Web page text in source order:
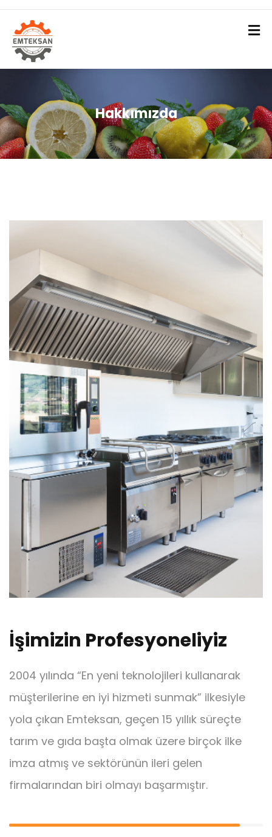
Hakkımızda
İşimizin Profesyoneliyiz
2004 yılında “En yeni teknolojileri kullanarak
müşterilerine en iyi hizmeti sunmak” ilkesiyle
yola çıkan Emteksan, geçen 15 yıllık süreçte
tarım ve gıda başta olmak üzere birçok ilke
imza atmış ve sektörünün ileri gelen
firmalarından biri olmayı başarmıştır.